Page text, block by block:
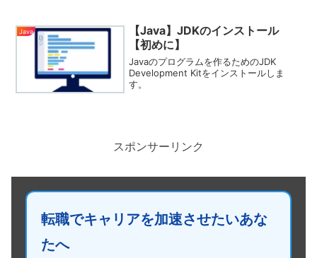
Java
【Java】JDKのインストール
【初めに】
Javaのプログラムを作るためのJDK
Development Kitをインストールしま
す。
スポンサーリンク
転職でキャリアを加速させたいあな
たへ